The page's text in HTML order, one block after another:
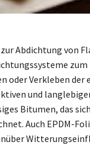
Abdichtung von
zum
oder Verkleben der
und
Bitumen, das
Auch EPDM-